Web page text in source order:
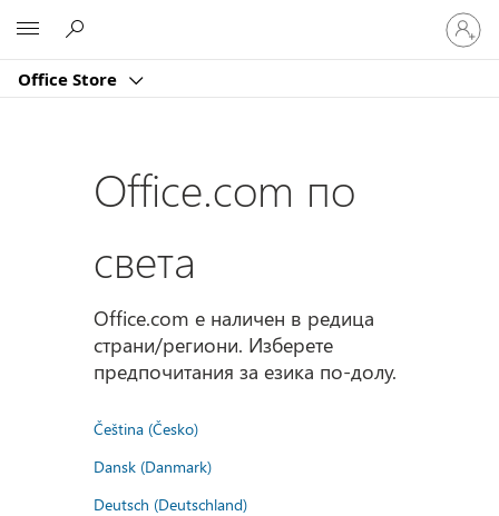
Office Store
Влезте
във
вашия
Office.com по
света
Office.com е наличен в редица
страни/региони. Изберете
предпочитания за езика по-долу.
Čeština (Česko)
Dansk (Danmark)
Deutsch (Deutschland)